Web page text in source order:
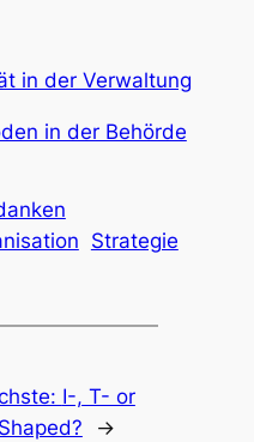
in der Verwaltung
in der Behörde
Strategie
I-, T- or
→